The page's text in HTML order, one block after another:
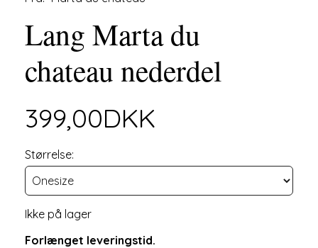
Lang Marta du
chateau nederdel
399,00DKK
Størrelse:
Ikke på lager
Forlænget leveringstid.